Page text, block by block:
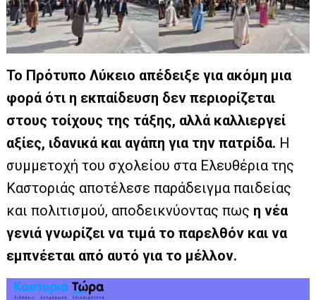
Το Πρότυπο Λύκειο απέδειξε για ακόμη μια
φορά ότι η εκπαίδευση δεν περιορίζεται
στους τοίχους της τάξης, αλλά καλλιεργεί
αξίες, ιδανικά και αγάπη για την πατρίδα. Η
συμμετοχή του σχολείου στα Ελευθέρια της
Καστοριάς αποτέλεσε παράδειγμα παιδείας
και πολιτισμού, αποδεικνύοντας πως η νέα
γενιά γνωρίζει να τιμά το παρελθόν και να
εμπνέεται από αυτό για το μέλλον.